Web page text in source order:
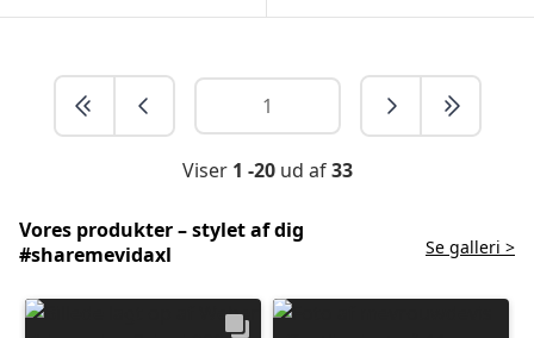
Viser 1 -20ud af33
Vores produkter – stylet af dig
#sharemevidaxl
Se galleri >